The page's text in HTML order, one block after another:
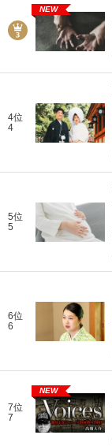
NEW
4位
4
5位
5
6位
6
7位
7
NEW